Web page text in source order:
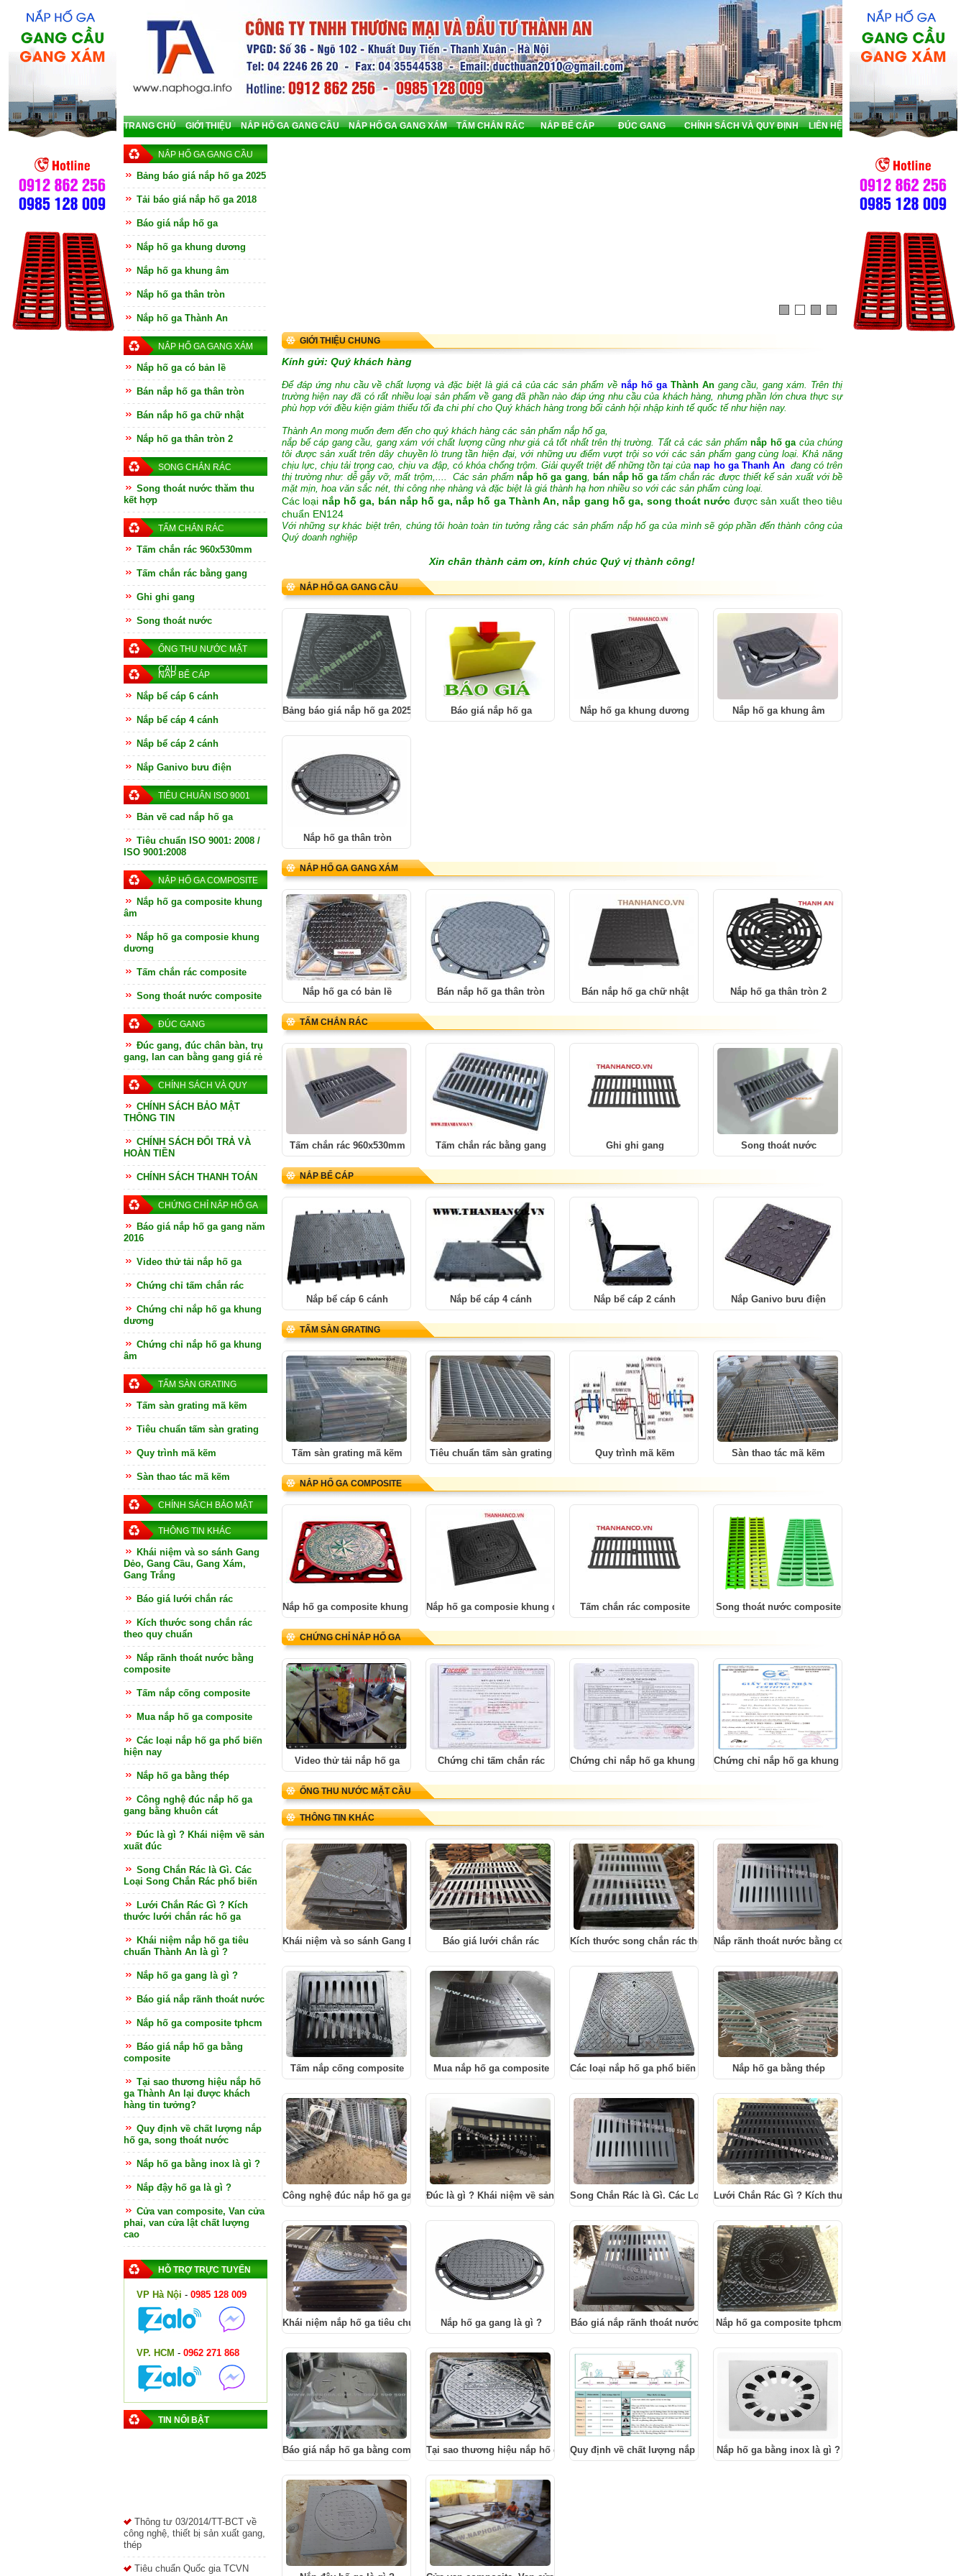
TRANG CHỦ GIỚI THIỆU NẮP HỐ GA GANG CẦU NẮP HỐ GA GANG XÁM TẤM CHẮN RÁC NẮP BỂ CÁP ĐÚC GANG CHÍNH SÁCH VÀ QUY ĐỊNH LIÊN HỆ
NẮP HỐ GA GANG CẦU
Bảng báo giá nắp hố ga 2025
Tải báo giá nắp hố ga 2018
Báo giá nắp hố ga
Nắp hố ga khung dương
Nắp hố ga khung âm
Nắp hố ga thân tròn
Nắp hố ga Thành An
NẮP HỐ GA GANG XÁM
Nắp hố ga có bản lề
Bán nắp hố ga thân tròn
Bán nắp hố ga chữ nhật
Nắp hố ga thân tròn 2
SONG CHẮN RÁC
Song thoát nước thăm thu
kết hợp
TẤM CHẮN RÁC
Tấm chắn rác 960x530mm
Tấm chắn rác bằng gang
Ghi ghi gang
Song thoát nước
ỐNG THU NƯỚC MẶT
CẦU
NẮP BỂ CÁP
Nắp bể cáp 6 cánh
Nắp bể cáp 4 cánh
Nắp bể cáp 2 cánh
Nắp Ganivo bưu điện
TIÊU CHUẨN ISO 9001
Bản vẽ cad nắp hố ga
Tiêu chuẩn ISO 9001: 2008 /
ISO 9001:2008
NẮP HỐ GA COMPOSITE
Nắp hố ga composite khung
âm
Nắp hố ga composie khung
dương
Tấm chắn rác composite
Song thoát nước composite
ĐÚC GANG
Đúc gang, đúc chân bàn, trụ
gang, lan can bằng gang giá rẻ
CHÍNH SÁCH VÀ QUY
ĐỊNH
CHÍNH SÁCH BẢO MẬT
THÔNG TIN
CHÍNH SÁCH ĐỔI TRẢ VÀ
HOÀN TIỀN
CHÍNH SÁCH THANH TOÁN
CHỨNG CHỈ NẮP HỐ GA
Báo giá nắp hố ga gang năm
2016
Video thử tải nắp hố ga
Chứng chỉ tấm chắn rác
Chứng chỉ nắp hố ga khung
dương
Chứng chỉ nắp hố ga khung
âm
TẤM SÀN GRATING
Tấm sàn grating mã kẽm
Tiêu chuẩn tấm sàn grating
Quy trình mã kẽm
Sàn thao tác mã kẽm
CHÍNH SÁCH BẢO MẬT
THÔNG TIN KHÁC
Khái niệm và so sánh Gang
Dẻo, Gang Cầu, Gang Xám,
Gang Trắng
Báo giá lưới chắn rác
Kích thước song chắn rác
theo quy chuẩn
Nắp rãnh thoát nước bằng
composite
Tấm nắp cống composite
Mua nắp hố ga composite
Các loại nắp hố ga phổ biến
hiện nay
Nắp hố ga bằng thép
Công nghệ đúc nắp hố ga
gang bằng khuôn cát
Đúc là gì ? Khái niệm về sản
xuất đúc
Song Chắn Rác là Gì. Các
Loại Song Chắn Rác phổ biến
Lưới Chắn Rác Gì ? Kích
thước lưới chắn rác hố ga
Khái niệm nắp hố ga tiêu
chuẩn Thành An là gì ?
Nắp hố ga gang là gì ?
Báo giá nắp rãnh thoát nước
Nắp hố ga composite tphcm
Báo giá nắp hố ga bằng
composite
Tại sao thương hiệu nắp hố
ga Thành An lại được khách
hàng tin tưởng?
Quy định về chất lượng nắp
hố ga, song thoát nước
Nắp hố ga bằng inox là gì ?
Nắp đậy hố ga là gì ?
Cửa van composite, Van cửa
phai, van cửa lật chất lượng
cao
HỖ TRỢ TRỰC TUYẾN
VP Hà Nội - 0985 128 009
VP. HCM - 0962 271 868
TIN NỔI BẬT
thép
Tiêu chuẩn Quốc gia TCVN
10333-3:2014
GIỚI THIỆU CHUNG
Kính gửi: Quý khách hàng
Để đáp ứng nhu cầu về chất lượng và đặc biệt là giá cả của các sản phẩm vềnắp hố gaThành Angang cầu, gang xám. Trên thị
trường hiện nay đã có rất nhiều loại sản phẩm về gang đã phần nào đáp ứng nhu cầu của khách hàng, nhưng phần lớn chưa thực sự
phù hợp với điều kiện giảm thiểu tối đa chi phí cho Quý khách hàng trong bối cảnh hội nhập kinh tế quốc tế như hiện nay.
Thành An mong muốn đem đến cho quý khách hàng các sản phẩm nắp hố ga,
nắp bể cáp gang cầu, gang xám với chất lượng cũng như giá cả tốt nhất trên thị trường. Tất cả các sản phẩm nắp hố gacủa chúng
tôi được sản xuất trên dây chuyền lò trung tần hiện đại, với những ưu điểm vượt trội so với các sản phẩm gang cùng loại. Khả năng
chịu lực,chịu tải trọng cao,chịu va đập, có khóa chống trộm. Giải quyết triệt để những tồn tại củanap ho ga Thanh Anđang có trên
thị trường như: dễ gẫy vỡ, mất trộm,.... Các sản phẩm nắp hố ga gang, bán nắp hố gatấm chắn rác được thiết kế sản xuất vớibề
mặt mịn, hoa văn sắc nét, thi công nhẹ nhàng và đặc biệt là giá thành hạ hơn nhiều so với các sản phẩm cùng loại.
Các loại nắp hố ga, bán nắp hố ga, nắp hố ga Thành An, nắp gang hố ga, song thoát nước được sản xuất theo tiêu
chuẩn EN124
Với những sự khác biệt trên, chúng tôi hoàn toàn tin tưởng rằng các sản phẩm nắp hố ga của mình sẽ góp phần đến thành công của
Quý doanh nghiệp
Xin chân thành cảm ơn, kính chúc Quý vị thành công!
NẮP HỐ GA GANG CẦU
Bảng báo giá nắp hố ga 2025 Báo giá nắp hố ga Nắp hố ga khung dương Nắp hố ga khung âm
Nắp hố ga thân tròn
NẮP HỐ GA GANG XÁM
Nắp hố ga có bản lề Bán nắp hố ga thân tròn Bán nắp hố ga chữ nhật Nắp hố ga thân tròn 2
TẤM CHẮN RÁC
Tấm chắn rác 960x530mm Tấm chắn rác bằng gang Ghi ghi gang Song thoát nước
NẮP BỂ CÁP
Nắp bể cáp 6 cánh Nắp bể cáp 4 cánh Nắp bể cáp 2 cánh Nắp Ganivo bưu điện
TẤM SÀN GRATING
Tấm sàn grating mã kẽm Tiêu chuẩn tấm sàn grating Quy trình mã kẽm Sàn thao tác mã kẽm
NẮP HỐ GA COMPOSITE
Nắp hố ga composite khung âm Nắp hố ga composie khung dươngTấm chắn rác composite Song thoát nước composite
CHỨNG CHỈ NẮP HỐ GA
Video thử tải nắp hố ga Chứng chỉ tấm chắn rác Chứng chỉ nắp hố ga khung dươngChứng chỉ nắp hố ga khung âm
ỐNG THU NƯỚC MẶT CẦU
THÔNG TIN KHÁC
Khái niệm và so sánh Gang Dẻo, Gang Cầu, Gang Xám, Gang Trắng
Báo giá lưới chắn rác Kích thước song chắn rác theo quy chuẩnNắp rãnh thoát nước bằng composite
Tấm nắp cống composite Mua nắp hố ga composite Các loại nắp hố ga phổ biến hiện nayNắp hố ga bằng thép
Công nghệ đúc nắp hố ga gang bằng khuôn cátĐúc là gì ? Khái niệm về sản xuất đúcSong Chắn Rác là Gì. Các Loại Song Chắn Rác phổ biếnLưới Chắn Rác Gì ? Kích thước lưới chắn rác hố ga
Khái niệm nắp hố ga tiêu chuẩn Thành An là gì ?
Nắp hố ga gang là gì ? Báo giá nắp rãnh thoát nước Nắp hố ga composite tphcm
Báo giá nắp hố ga bằng compositeTại sao thương hiệu nắp hố ga Thành An lại được khách hàng tin tưởng?
Quy định về chất lượng nắp hố ga, song thoát nước
Nắp hố ga bằng inox là gì ?